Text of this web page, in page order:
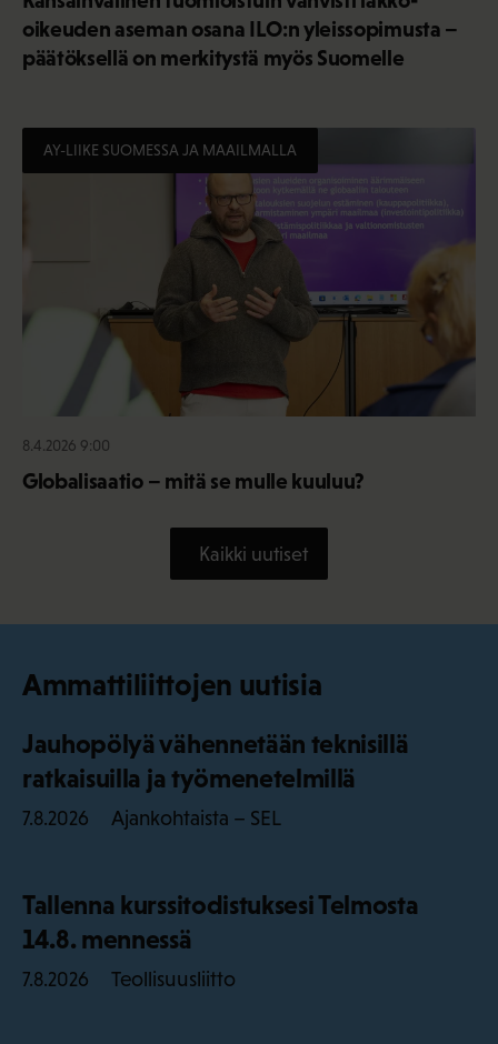
oikeuden aseman osana ILO:n yleissopimusta –
päätöksellä on merkitystä myös Suomelle
AY-LIIKE SUOMESSA JA MAAILMALLA
8.4.2026 9:00
Globalisaatio – mitä se mulle kuuluu?
Kaikki uutiset
Ammattiliittojen uutisia
Jauhopölyä vähennetään teknisillä
ratkaisuilla ja työmenetelmillä
7.8.2026 Ajankohtaista – SEL
Tallenna kurssitodistuksesi Telmosta
14.8. mennessä
7.8.2026 Teollisuusliitto